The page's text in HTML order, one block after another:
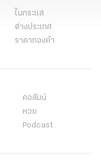
ในกระแส
ต่างประเทศ
ราคาทองคำ
คอลัมน์
หวย
Podcast